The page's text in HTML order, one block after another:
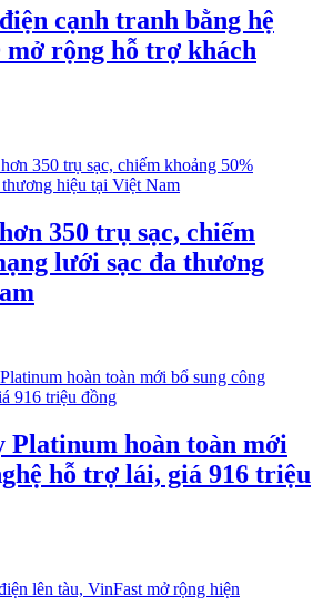
cạnh tranh bằng hệ
rộng hỗ trợ khách
350 trụ sạc, chiếm
lưới sạc đa thương
hoàn toàn mới
hỗ trợ lái, giá 916 triệu